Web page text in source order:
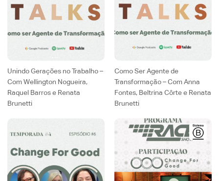
Unindo Gerações no Trabalho –
Com Wellington Nogueira,
Raquel Barros e Renata
Brunetti
Como Ser Agente de
Transformação – Com Anna
Fontes, Beltrina Côrte e Renata
Brunetti